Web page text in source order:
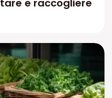
e raccogliere